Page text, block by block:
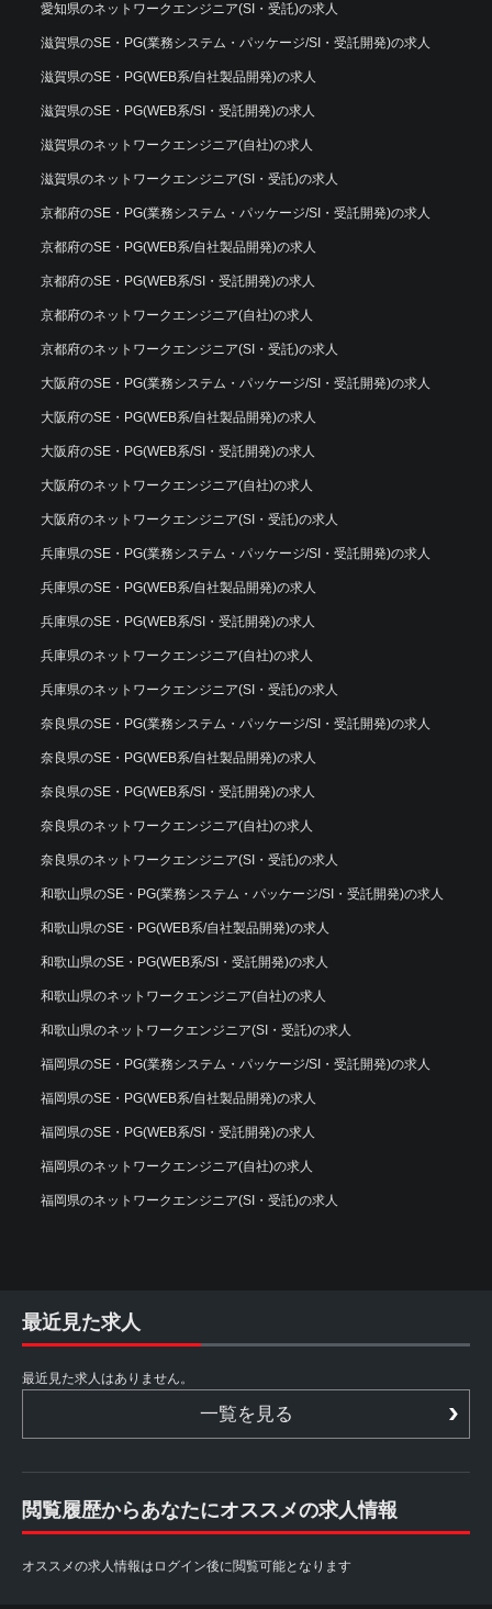
愛知県のネットワークエンジニア(SI・受託)の求人
滋賀県のSE・PG(業務システム・パッケージ/SI・受託開発)の求人
滋賀県のSE・PG(WEB系/自社製品開発)の求人
滋賀県のSE・PG(WEB系/SI・受託開発)の求人
滋賀県のネットワークエンジニア(自社)の求人
滋賀県のネットワークエンジニア(SI・受託)の求人
京都府のSE・PG(業務システム・パッケージ/SI・受託開発)の求人
京都府のSE・PG(WEB系/自社製品開発)の求人
京都府のSE・PG(WEB系/SI・受託開発)の求人
京都府のネットワークエンジニア(自社)の求人
京都府のネットワークエンジニア(SI・受託)の求人
大阪府のSE・PG(業務システム・パッケージ/SI・受託開発)の求人
大阪府のSE・PG(WEB系/自社製品開発)の求人
大阪府のSE・PG(WEB系/SI・受託開発)の求人
大阪府のネットワークエンジニア(自社)の求人
大阪府のネットワークエンジニア(SI・受託)の求人
兵庫県のSE・PG(業務システム・パッケージ/SI・受託開発)の求人
兵庫県のSE・PG(WEB系/自社製品開発)の求人
兵庫県のSE・PG(WEB系/SI・受託開発)の求人
兵庫県のネットワークエンジニア(自社)の求人
兵庫県のネットワークエンジニア(SI・受託)の求人
奈良県のSE・PG(業務システム・パッケージ/SI・受託開発)の求人
奈良県のSE・PG(WEB系/自社製品開発)の求人
奈良県のSE・PG(WEB系/SI・受託開発)の求人
奈良県のネットワークエンジニア(自社)の求人
奈良県のネットワークエンジニア(SI・受託)の求人
和歌山県のSE・PG(業務システム・パッケージ/SI・受託開発)の求人
和歌山県のSE・PG(WEB系/自社製品開発)の求人
和歌山県のSE・PG(WEB系/SI・受託開発)の求人
和歌山県のネットワークエンジニア(自社)の求人
和歌山県のネットワークエンジニア(SI・受託)の求人
福岡県のSE・PG(業務システム・パッケージ/SI・受託開発)の求人
福岡県のSE・PG(WEB系/自社製品開発)の求人
福岡県のSE・PG(WEB系/SI・受託開発)の求人
福岡県のネットワークエンジニア(自社)の求人
福岡県のネットワークエンジニア(SI・受託)の求人
最近見た求人
最近見た求人はありません。
一覧を見る
閲覧履歴からあなたにオススメの求人情報
オススメの求人情報はログイン後に閲覧可能となります